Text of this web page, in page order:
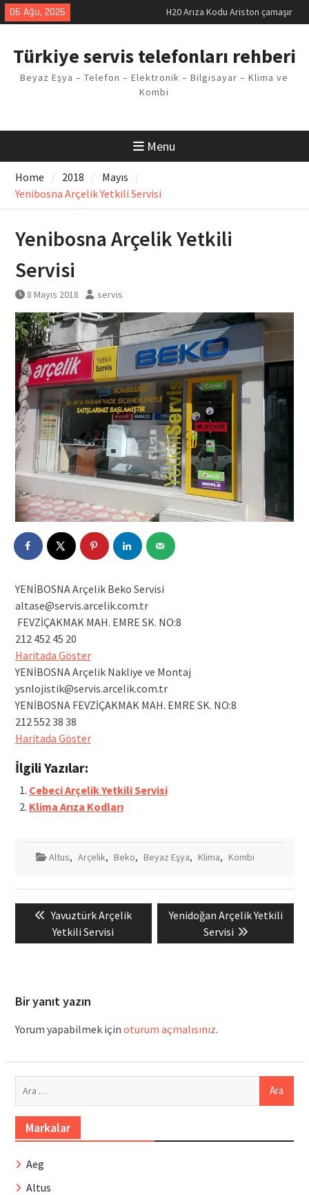
Skip
to
06 Ağu, 2026
H20 Arıza Kodu Ariston çamaşır
makinesi Sorunu
Arçelik buzdolabı F5 Hatası
Vaillant çamaşır makinesi E03
Arıza Kodu
Türkiye servis telefonları rehberi
Beyaz Eşya – Telefon – Elektronik – Bilgisayar – Klima ve
Kombi
Menu
Home 2018
Mayıs
Yenibosna Arçelik Yetkili Servisi
Yenibosna Arçelik Yetkili
Servisi
8 Mayıs 2018 servis
YENİBOSNA Arçelik Beko Servisi
altase@servis.arcelik.com.tr
FEVZİÇAKMAK MAH. EMRE SK. NO:8
212 452 45 20
Haritada Göster
YENİBOSNA Arçelik Nakliye ve Montaj
ysnlojistik@servis.arcelik.com.tr
YENİBOSNA FEVZİÇAKMAK MAH. EMRE SK. NO:8
212 552 38 38
Haritada Göster
İlgili Yazılar:
Cebeci Arçelik Yetkili Servisi
Klima Arıza Kodları
Altus, Arçelik, Beko, Beyaz Eşya, Klima, Kombi
gezinmesi
Previous
post:
Yavuztürk Arçelik
Yetkili Servisi
Next
Yenidoğan Arçelik Yetkili
Servisi
Bir yanıt yazın
Yorum yapabilmek için oturum açmalısınız.
Markalar
Aeg
Altus